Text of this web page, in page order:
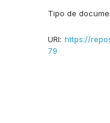
Tipo de
URI: https://
79